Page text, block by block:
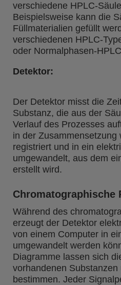
verschiedene HPLC-
Beispielsweise kann die
Füllmaterialien gefüllt
verschiedenen HPLC-
oder Normalphasen-
Detektor:
Der Detektor misst die
Substanz, die aus der
Verlauf des Prozesses
in der Zusammensetzung
registriert und in ein
umgewandelt, aus dem
erstellt wird.
Chromatographische
Während des
erzeugt der Detektor
von einem Computer in
umgewandelt werden
Diagramme lassen sich
vorhandenen Substanzen
bestimmen. Jeder